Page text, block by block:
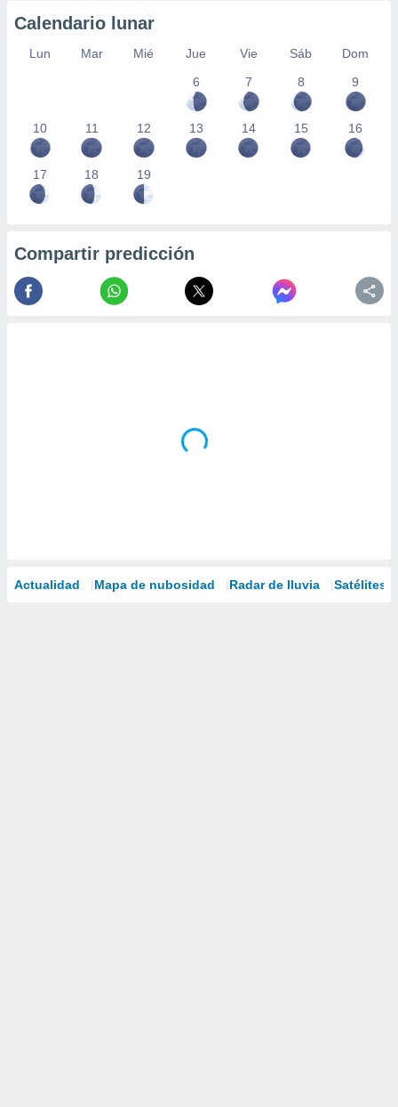
Calendario lunar
Lun Mar Mié Jue Vie Sáb
Dom
6
7 8 9
10 11 12 13 14 15 16
17 18 19
Compartir predicción
Actualidad Mapa de nubosidad Radar de lluvia Satélites